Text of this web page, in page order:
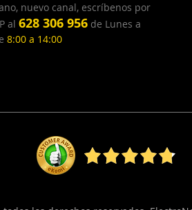
nuevo canal, escríbenos por
al 628 306 956de Lunes a
8:00 a 14:00